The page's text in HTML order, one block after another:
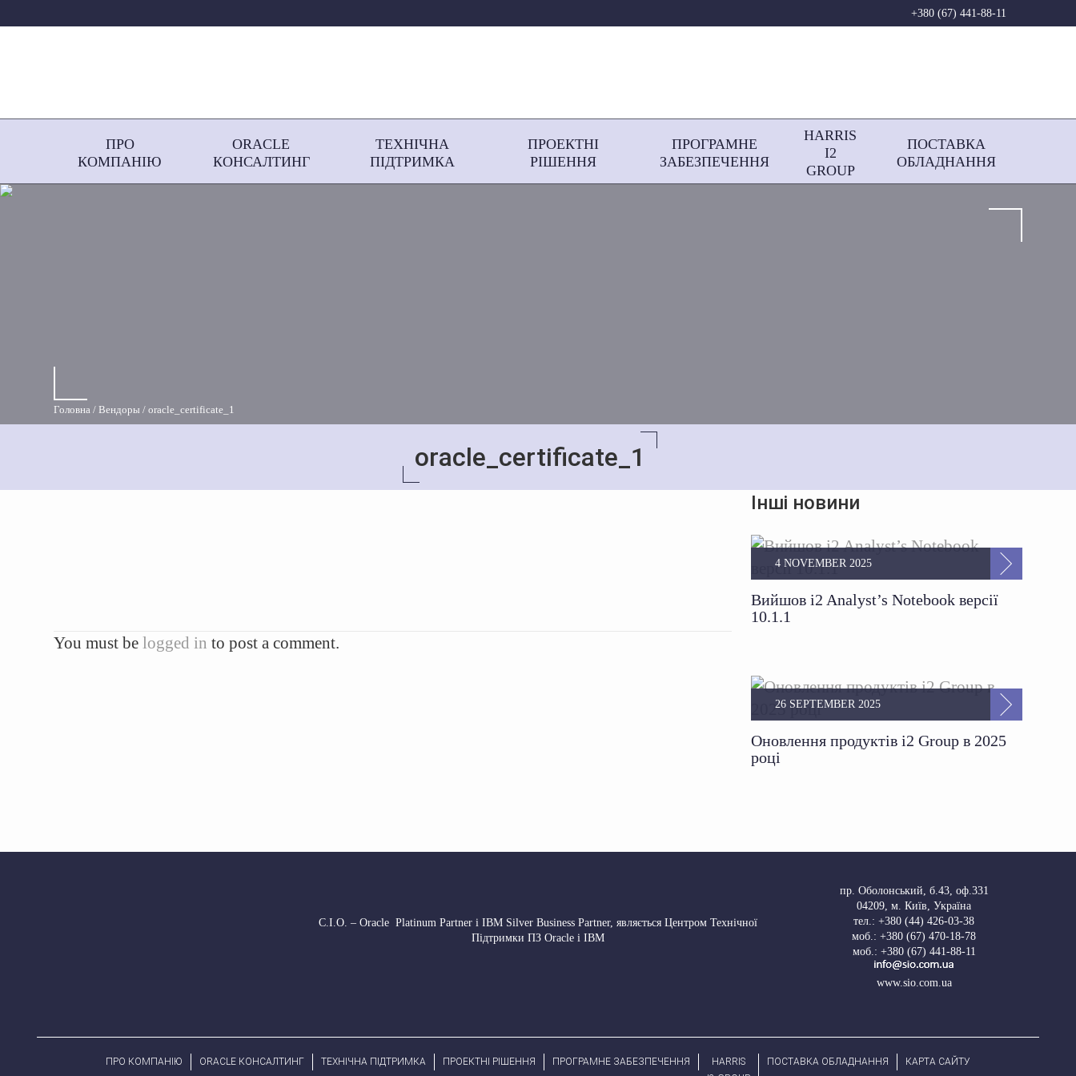
+380 (67) 441-88-11
ПРО
КОМПАНІЮ
ORACLE
КОНСАЛТИНГ
ТЕХНІЧНА
ПІДТРИМКА
ПРОЕКТНІ
РІШЕННЯ
ПРОГРАМНЕ
ЗАБЕЗПЕЧЕННЯ
HARRIS
І2
GROUP
ПОСТАВКА
ОБЛАДНАННЯ
oracle_certificate_1
Головна Вендоры oracle_certificate_1
You must be logged in to post a comment.
Інші новини
Вийшов i2 Analyst’s Notebook версії
10.1.1
4 NOVEMBER 2025
Оновлення продуктів i2 Group в 2025
році
26 SEPTEMBER 2025
С.І.О. – Oracle Platinum Partner і IBM Silver Business Partner, являється Центром Технічної
Підтримки ПЗ Oracle і IBM
пр. Оболонський, б.43, оф.331
04209, м. Київ, Україна
тел.: +380 (44) 426-03-38
моб.: +380 (67) 470-18-78
моб.: +380 (67) 441-88-11
www.sio.com.ua
ПРО КОМПАНІЮ ORACLE КОНСАЛТИНГ ТЕХНІЧНА ПІДТРИМКА ПРОЕКТНІ РІШЕННЯ ПРОГРАМНЕ ЗАБЕЗПЕЧЕННЯ
HARRIS
ПОСТАВКА ОБЛАДНАННЯ КАРТА САЙТУ